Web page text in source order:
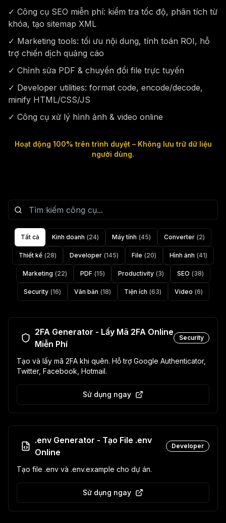
✓ Công cụ SEO miễn phí: kiểm tra tốc độ, phân tích từ
khóa, tạo sitemap XML
✓ Marketing tools: tối ưu nội dung, tính toán ROI, hỗ
trợ chiến dịch quảng cáo
✓ Chỉnh sửa PDF & chuyển đổi file trực tuyến
✓ Developer utilities: format code, encode/decode,
minify HTML/CSS/JS
✓ Công cụ xử lý hình ảnh & video online
Hoạt động 100% trên trình duyệt – Không lưu trữ dữ liệu
người dùng.
Tất cả Kinh doanh (24) Máy tính (45) Converter (2)
Thiết kế (28) Developer (145) File (20) Hình ảnh (41)
Marketing (22) PDF (15) Productivity (3) SEO (38)
Security (16) Văn bản (18) Tiện ích (63) Video (6)
2FA Generator - Lấy Mã 2FA Online
Miễn Phí
Security
Tạo và lấy mã 2FA khi quên. Hỗ trợ Google Authenticator,
Twitter, Facebook, Hotmail.
Sử dụng ngay
.env Generator - Tạo File .env
Online
Developer
Tạo file .env và .env.example cho dự án.
Sử dụng ngay